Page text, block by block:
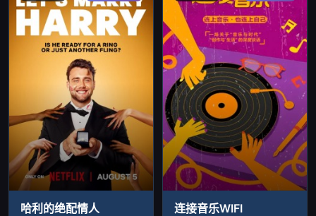
哈利的绝配情人 连接音乐WIFI